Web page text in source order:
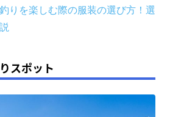
りを楽しむ際の服装の選び方！選
スポット